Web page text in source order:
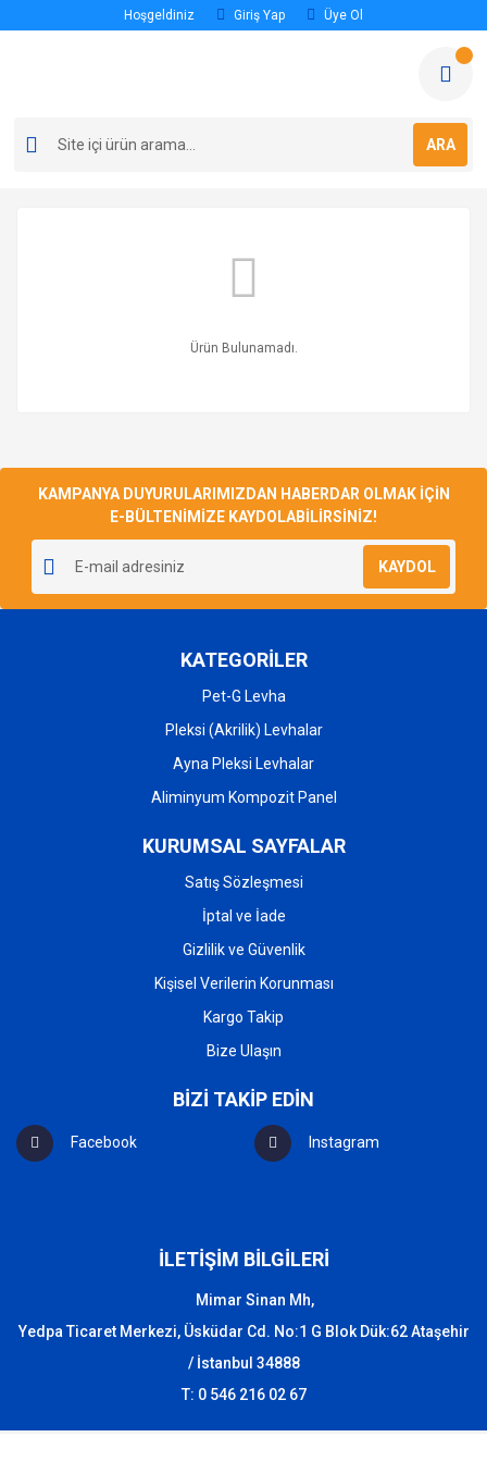
Hoşgeldiniz Giriş Yap Üye Ol
ARA
Ürün Bulunamadı.
KAMPANYA DUYURULARIMIZDAN HABERDAR OLMAK İÇİN
E-BÜLTENİMİZE KAYDOLABİLİRSİNİZ!
KAYDOL
KATEGORİLER
Pet-G Levha
Pleksi (Akrilik) Levhalar
Ayna Pleksi Levhalar
Aliminyum Kompozit Panel
KURUMSAL SAYFALAR
Satış Sözleşmesi
İptal ve İade
Gizlilik ve Güvenlik
Kişisel Verilerin Korunması
Kargo Takip
Bize Ulaşın
BİZİ TAKİP EDİN
Facebook Instagram
İLETİŞİM BİLGİLERİ
Mimar Sinan Mh,
Yedpa Ticaret Merkezi, Üsküdar Cd. No:1 G Blok Dük:62 Ataşehir
/ İstanbul 34888
T: 0 546 216 02 67